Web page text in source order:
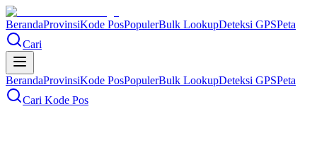
BerandaProvinsiKode PosPopulerBulk LookupDeteksi GPSPeta
Cari
BerandaProvinsiKode PosPopulerBulk LookupDeteksi GPSPeta
Cari Kode Pos